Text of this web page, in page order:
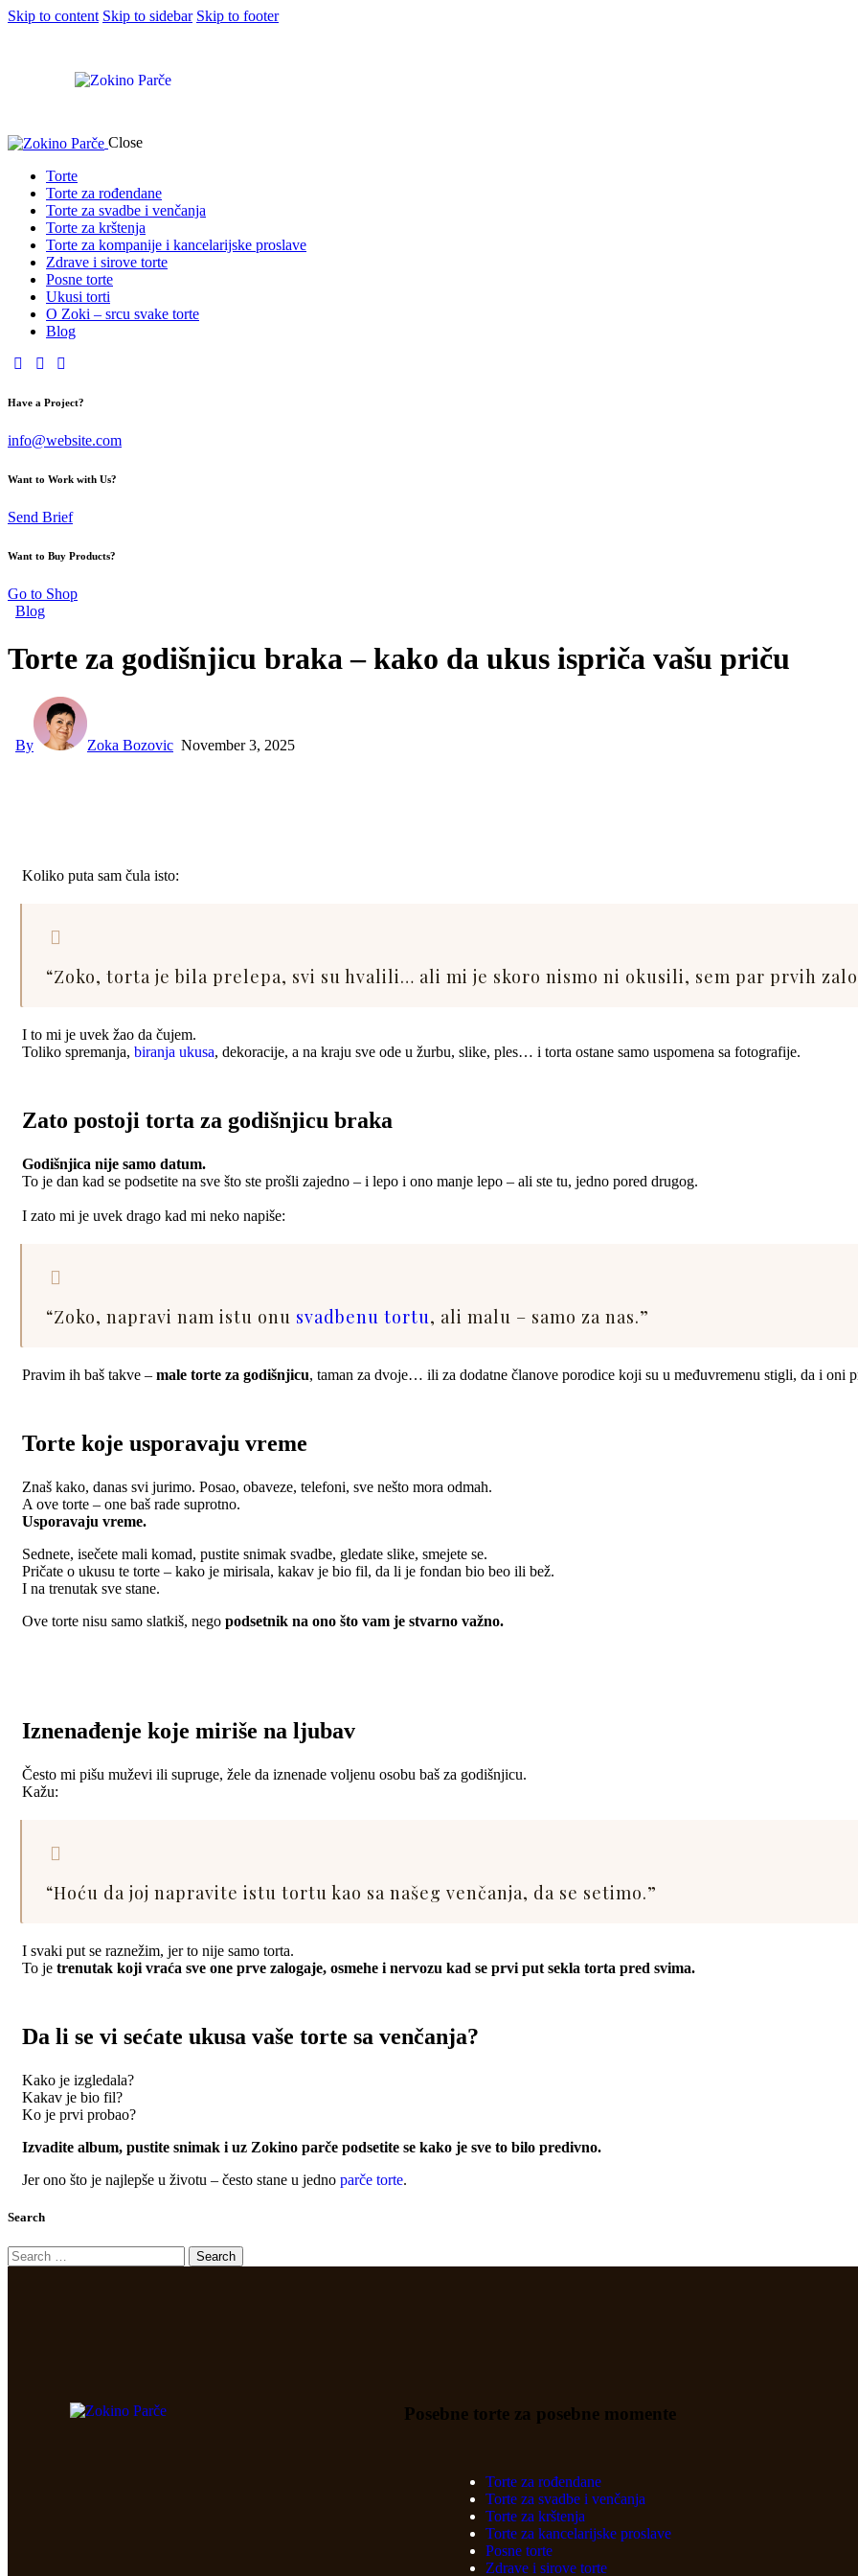
Skip to content Skip to sidebar Skip to footer
Close
Torte
Torte za rođendane
Torte za svadbe i venčanja
Torte za krštenja
Torte za kompanije i kancelarijske proslave
Zdrave i sirove torte
Posne torte
Ukusi torti
O Zoki – srcu svake torte
Blog
Have a Project?
info@website.com
Want to Work with Us?
Send Brief
Want to Buy Products?
Go to Shop
Blog
Torte za godišnjicu braka – kako da ukus ispriča vašu priču
By Zoka Bozovic November 3, 2025
Koliko puta sam čula isto:
“Zoko, torta je bila prelepa, svi su hvalili… ali mi je skoro nismo ni okusili, sem par prvih
I to mi je uvek žao da čujem.
Toliko spremanja, biranja ukusa, dekoracije, a na kraju sve ode u žurbu, slike, ples… i torta ostane samo uspomena sa fotografije.
Zato postoji torta za godišnjicu braka
Godišnjica nije samo datum.
To je dan kad se podsetite na sve što ste prošli zajedno – i lepo i ono manje lepo – ali ste tu, jedno pored drugog.
I zato mi je uvek drago kad mi neko napiše:
“Zoko, napravi nam istu onu svadbenu tortu, ali malu – samo za nas.”
Pravim ih baš takve – male torte za godišnjicu, taman za dvoje… ili za dodatne članove porodice koji su u međuvremenu stigli, da i oni
Torte koje usporavaju vreme
Znaš kako, danas svi jurimo. Posao, obaveze, telefoni, sve nešto mora odmah.
A ove torte – one baš rade suprotno.
Usporavaju vreme.
Sednete, isečete mali komad, pustite snimak svadbe, gledate slike, smejete se.
Pričate o ukusu te torte – kako je mirisala, kakav je bio fil, da li je fondan bio beo ili bež.
I na trenutak sve stane.
Ove torte nisu samo slatkiš, nego podsetnik na ono što vam je stvarno važno.
Iznenađenje koje miriše na ljubav
Često mi pišu muževi ili supruge, žele da iznenade voljenu osobu baš za godišnjicu.
Kažu:
“Hoću da joj napravite istu tortu kao sa našeg venčanja, da se setimo.”
I svaki put se raznežim, jer to nije samo torta.
To je trenutak koji vraća sve one prve zalogaje, osmehe i nervozu kad se prvi put sekla torta pred svima.
Da li se vi sećate ukusa vaše torte sa venčanja?
Kako je izgledala?
Kakav je bio fil?
Ko je prvi probao?
Izvadite album, pustite snimak i uz Zokino parče podsetite se kako je sve to bilo predivno.
Jer ono što je najlepše u životu – često stane u jedno parče torte.
Search
Posebne torte za posebne momente
Torte za rođendane
Torte za svadbe i venčanja
Torte za krštenja
Torte za kancelarijske proslave
Posne torte
Zdrave i sirove torte